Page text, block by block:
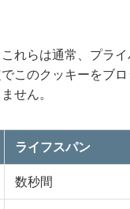
れらは通常、プラ
このクッキーをブ
せん。
ライフスパン
数秒間